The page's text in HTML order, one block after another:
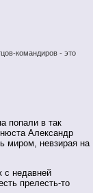
командиров - это
попали в так
Александр
миром, невзирая на
с недавней
прелесть-то